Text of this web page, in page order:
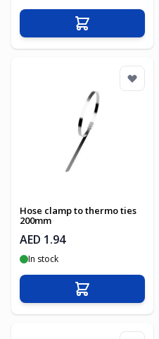
Add to Cart
Hose clamp to thermo ties
200mm
AED 1.94
In stock
Add to Cart